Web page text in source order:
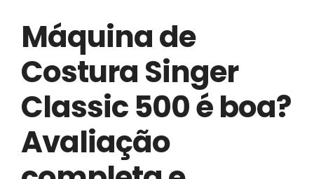
Máquina de
Costura Singer
Classic 500 é boa?
Avaliação